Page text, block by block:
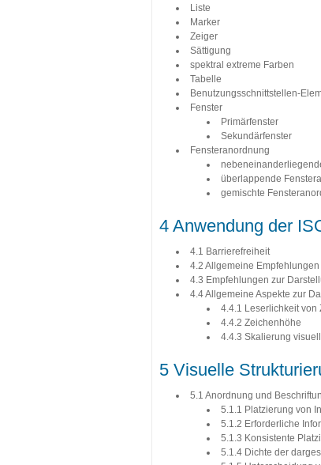
Liste
Marker
Zeiger
Sättigung
spektral extreme Farben
Tabelle
Benutzungsschnittstellen-
Fenster
Primärfenster
Sekundärfenster
Fensteranordnung
überlappende
gemischte
4 Anwendung der
4.1 Barrierefreiheit
4.2 Allgemeine
4.3 Empfehlungen zur
4.4 Allgemeine Aspekte zur
4.4.1 Leserlichkeit von
4.4.2 Zeichenhöhe
4.4.3 Skalierung
5 Visuelle
5.1 Anordnung und
5.1.1 Platzierung von
5.1.2 Erforderliche
5.1.3 Konsistente
5.1.4 Dichte der